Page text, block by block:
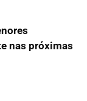
nas próximas